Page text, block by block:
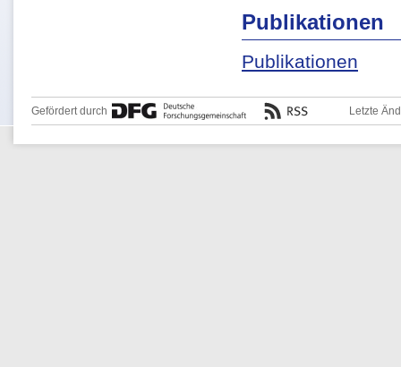
Publikationen
Publikationen
Gefördert durch Letzte